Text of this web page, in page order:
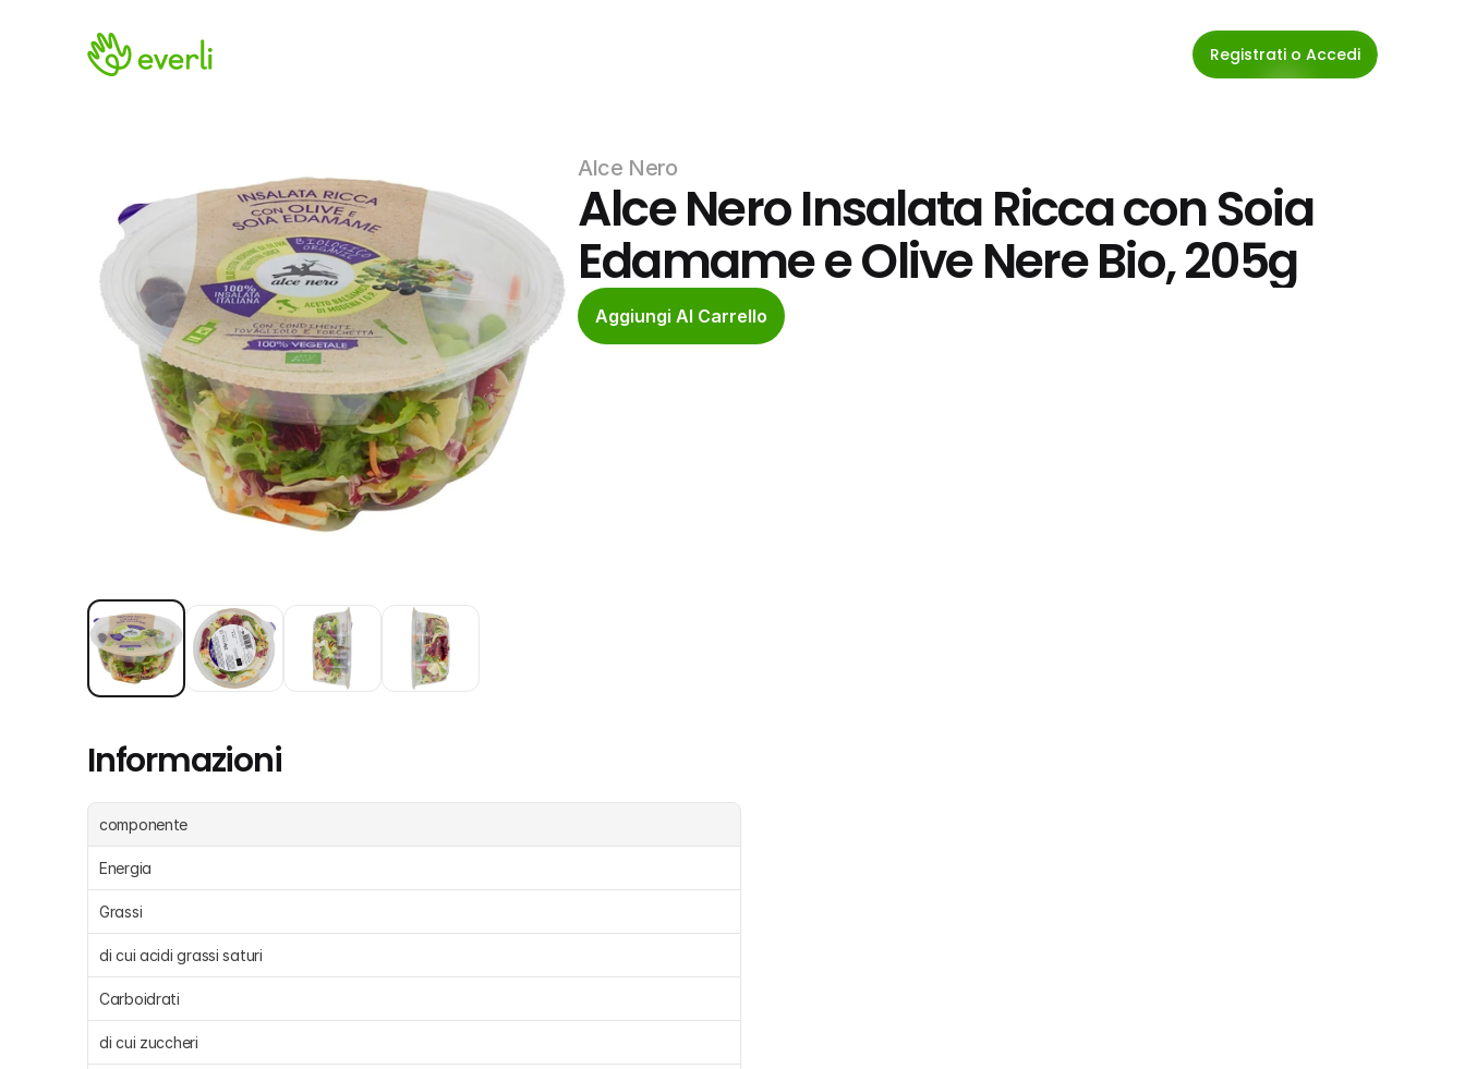
Registrati o Accedi
Alce Nero
Alce Nero Insalata Ricca con Soia
Edamame e Olive Nere Bio, 205g
Aggiungi Al Carrello
Informazioni
componente
Energia
Grassi
di cui acidi grassi saturi
Carboidrati
di cui zuccheri